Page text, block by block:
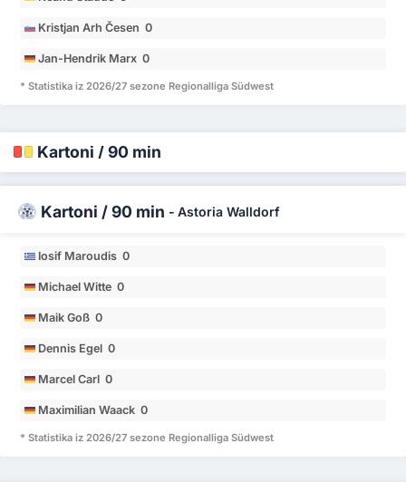
Kristjan Arh Česen 0
Jan-Hendrik Marx 0
* Statistika iz 2026/27 sezone Regionalliga Südwest
Kartoni / 90 min
Kartoni / 90 min - Astoria Walldorf
Iosif Maroudis 0
Michael Witte 0
Maik Goß 0
Dennis Egel 0
Marcel Carl 0
Maximilian Waack 0
* Statistika iz 2026/27 sezone Regionalliga Südwest